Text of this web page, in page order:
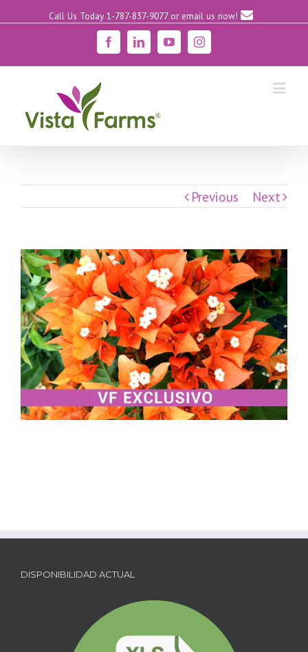
Call Us Today 1-787-837-9077 or email us now!
FacebookLinkedinYouTubeInstagram
Previous Next
DISPONIBILIDAD ACTUAL